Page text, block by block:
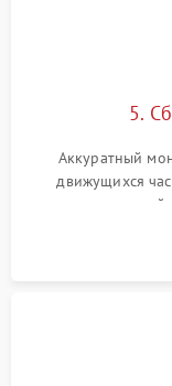
5.
Аккуратный
движущихся
декальцинации